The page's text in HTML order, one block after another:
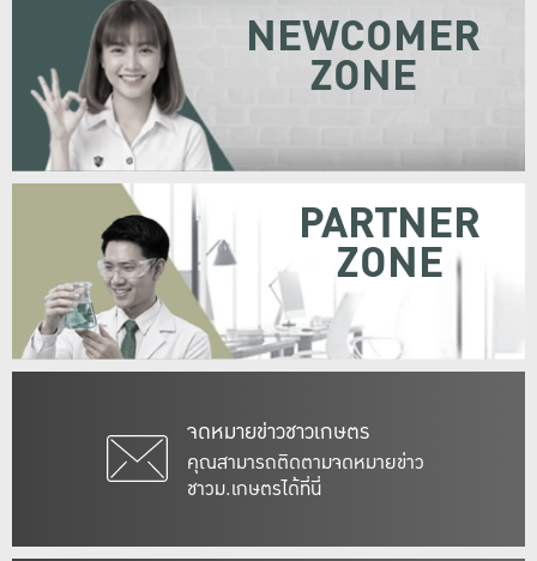
จดหมายข่าวชาวเกษตร
คุณสามารถติดตามจดหมายข่าว
ชาวม.เกษตรได้ที่นี่
NEWCOMER
ZONE
PARTNER
ZONE